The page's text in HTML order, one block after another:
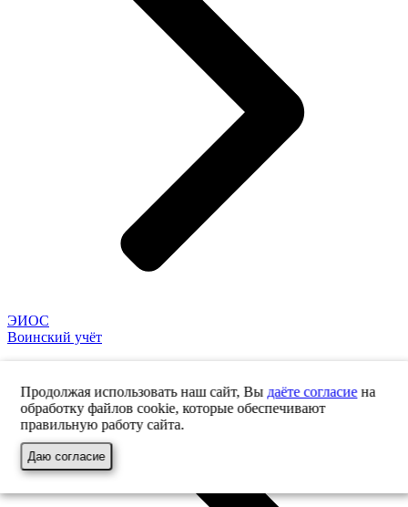
ЭИОС
Воинский учёт
Продолжая использовать наш сайт, Вы даёте согласиена
обработку файлов cookie, которые обеспечивают
правильную работу сайта.
Даю согласие